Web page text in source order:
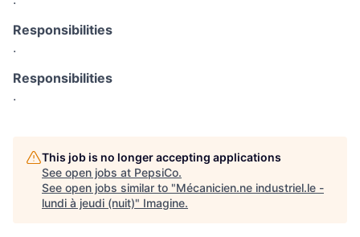
Responsibilities
.
Responsibilities
.
This job is no longer accepting applications
See open jobs at PepsiCo.
See open jobs similar to "Mécanicien.ne industriel.le -
lundi à jeudi (nuit)" Imagine.